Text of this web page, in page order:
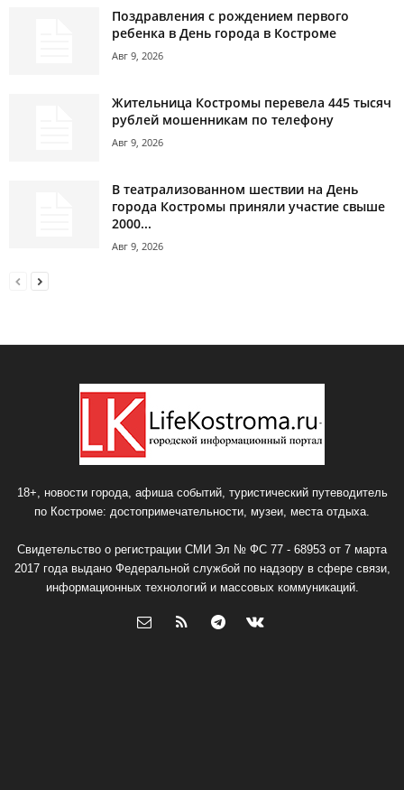
Поздравления с рождением первого
ребенка в День города в Костроме
Авг 9, 2026
Жительница Костромы перевела 445 тысяч
рублей мошенникам по телефону
Авг 9, 2026
В театрализованном шествии на День
города Костромы приняли участие свыше
2000...
Авг 9, 2026
18+, новости города, афиша событий, туристический путеводитель
по Костроме: достопримечательности, музеи, места отдыха.
Свидетельство о регистрации СМИ Эл № ФС 77 - 68953 от 7 марта
2017 года выдано Федеральной службой по надзору в сфере связи,
информационных технологий и массовых коммуникаций.